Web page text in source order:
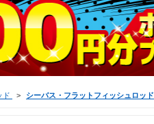
ド > シーバス・フラットフィッシュロッド